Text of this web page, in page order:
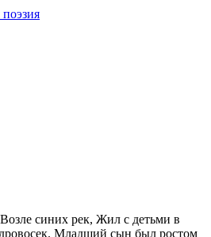
поэзия
синих рек, Жил с детьми в
Младший сын был ростом